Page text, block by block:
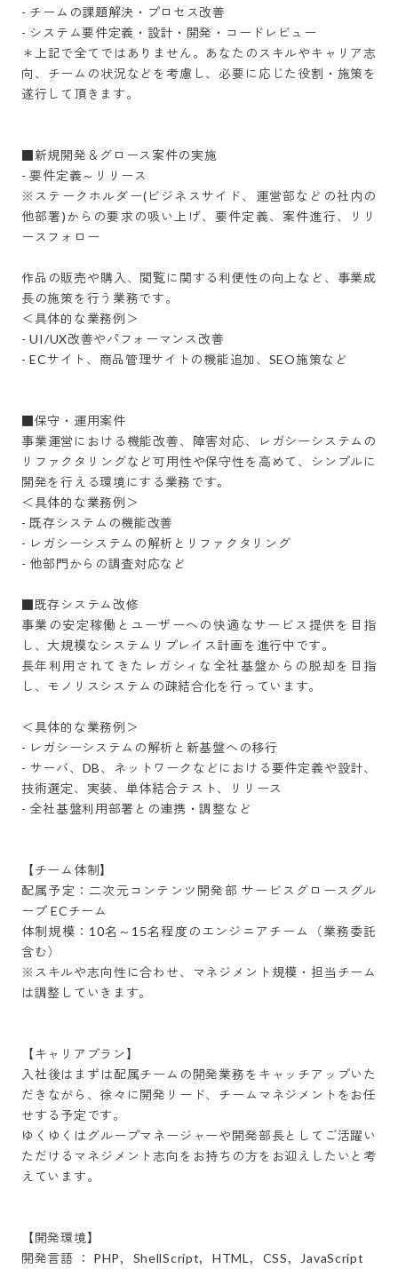
- チームの課題解決・プロセス改善
- システム要件定義・設計・開発・コードレビュー
＊上記で全てではありません。あなたのスキルやキャリア志
向、チームの状況などを考慮し、必要に応じた役割・施策を
遂行して頂きます。
■新規開発＆グロース案件の実施
- 要件定義～リリース
※ステークホルダー(ビジネスサイド、運営部などの社内の
他部署)からの要求の吸い上げ、要件定義、案件進行、リリ
ースフォロー
作品の販売や購入、閲覧に関する利便性の向上など、事業成
長の施策を行う業務です。
＜具体的な業務例＞
- UI/UX改善やパフォーマンス改善
- ECサイト、商品管理サイトの機能追加、SEO施策など
■保守・運用案件
事業運営における機能改善、障害対応、レガシーシステムの
リファクタリングなど可用性や保守性を高めて、シンプルに
開発を行える環境にする業務です。
＜具体的な業務例＞
- 既存システムの機能改善
- レガシーシステムの解析とリファクタリング
- 他部門からの調査対応など
■既存システム改修
事業の安定稼働とユーザーへの快適なサービス提供を目指
し、大規模なシステムリプレイス計画を進行中です。
長年利用されてきたレガシィな全社基盤からの脱却を目指
し、モノリスシステムの疎結合化を行っています。
＜具体的な業務例＞
- レガシーシステムの解析と新基盤への移行
- サーバ、DB、ネットワークなどにおける要件定義や設計、
技術選定、実装、単体結合テスト、リリース
- 全社基盤利用部署との連携・調整など
【チーム体制】
配属予定：二次元コンテンツ開発部 サービスグロースグル
ープ ECチーム
体制規模：10名～15名程度のエンジニアチーム（業務委託
含む）
※スキルや志向性に合わせ、マネジメント規模・担当チーム
は調整していきます。
【キャリアプラン】
入社後はまずは配属チームの開発業務をキャッチアップいた
だきながら、徐々に開発リード、チームマネジメントをお任
せする予定です。
ゆくゆくはグループマネージャーや開発部長としてご活躍い
ただけるマネジメント志向をお持ちの方をお迎えしたいと考
えています。
【開発環境】
開発言語 ： PHP，ShellScript，HTML，CSS，JavaScript